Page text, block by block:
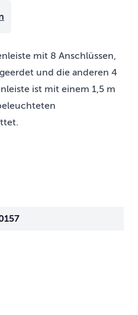
mit 8 Anschlüssen,
und die anderen 4
ist mit einem 1,5 m